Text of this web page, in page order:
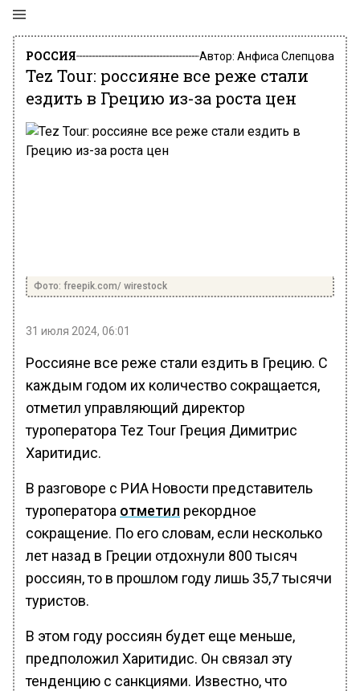
РОССИЯ Автор: Анфиса Слепцова
Tez Tour: россияне все реже стали
ездить в Грецию из-за роста цен
Фото: freepik.com/ wirestock
31 июля 2024, 06:01
Россияне все реже стали ездить в Грецию. С
каждым годом их количество сокращается,
отметил управляющий директор
туроператора Tez Tour Греция Димитрис
Харитидис.
В разговоре с РИА Новости представитель
туроператора отметил рекордное
сокращение. По его словам, если несколько
лет назад в Греции отдохнули 800 тысяч
россиян, то в прошлом году лишь 35,7 тысячи
туристов.
В этом году россиян будет еще меньше,
предположил Харитидис. Он связал эту
тенденцию с санкциями. Известно, что